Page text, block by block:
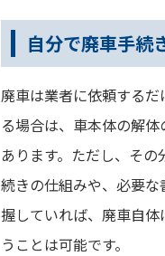
自分で廃車手続
廃車は業者に依頼する
る場合は、車本体の解
あります。ただし、そ
続きの仕組みや、必要
握していれば、廃車自
うことは可能です。